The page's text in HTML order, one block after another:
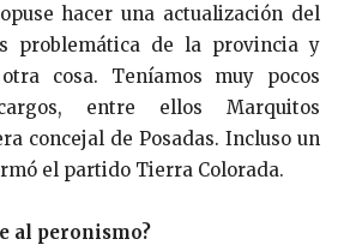
hacer una actualización del
problemática de la provincia y
cosa. Teníamos muy pocos
entre ellos Marquitos
concejal de Posadas. Incluso un
el partido Tierra Colorada.
al peronismo?